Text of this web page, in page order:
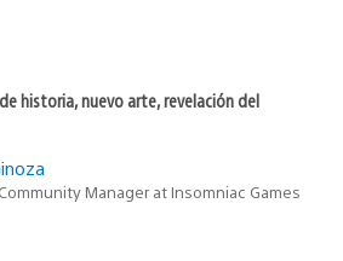
historia, nuevo arte, revelación del
Manager at Insomniac Games